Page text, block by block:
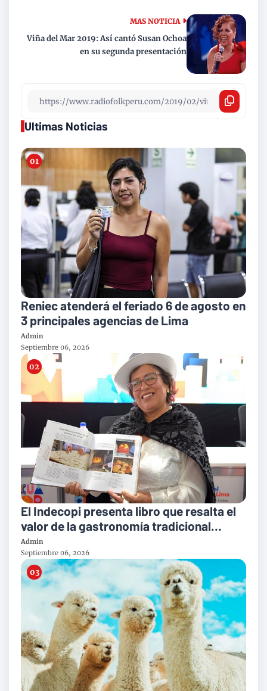
MAS NOTICIA
Viña del Mar 2019: Así cantó Susan Ochoa
en su segunda presentación
Ultimas Noticias
Reniec atenderá el feriado 6 de agosto en
3 principales agencias de Lima
Admin
Septiembre 06, 2026
El Indecopi presenta libro que resalta el
valor de la gastronomía tradicional
peruana
Admin
Septiembre 06, 2026